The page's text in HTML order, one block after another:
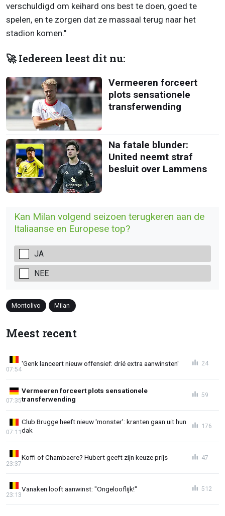
verschuldigd om keihard ons best te doen, goed te
spelen, en te zorgen dat ze massaal terug naar het
stadion komen."
🚀 Iedereen leest dit nu:
Vermeeren forceert
plots sensationele
transferwending
Na fatale blunder:
United neemt straf
besluit over Lammens
Kan Milan volgend seizoen terugkeren aan de
Italiaanse en Europese top?
JA
NEE
Montolivo Milan
Meest recent
'Genk lanceert nieuw offensief: dríé extra aanwinsten'
07:54
24
Vermeeren forceert plots sensationele
transferwending
07:35
59
Club Brugge heeft nieuw 'monster': kranten gaan uit hun
dak
07:11
176
Koffi of Chambaere? Hubert geeft zijn keuze prijs
23:37
47
Vanaken looft aanwinst: "Ongelooflijk!"
23:13
512